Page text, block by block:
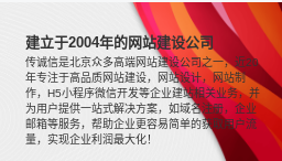
建立于2004年的网站建设公司
传诚信是北京众多高端网站建设公司之一，近20
年专注于高品质网站建设，网站设计，网站制
作，H5小程序微信开发等企业建站相关业务，并
为用户提供一站式解决方案，如域名注册，企业
邮箱等服务，帮助企业更容易简单的获取用户流
量，实现企业利润最大化！